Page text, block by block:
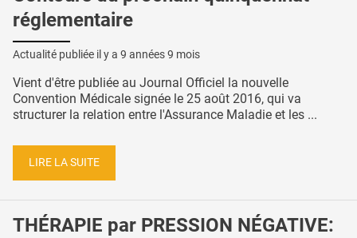
réglementaire
Actualité publiée il y a 9 années 9 mois
Vient d'être publiée au Journal Officiel la nouvelle
Convention Médicale signée le 25 août 2016, qui va
structurer la relation entre l'Assurance Maladie et les ...
LIRE LA SUITE
THÉRAPIE par PRESSION NÉGATIVE: